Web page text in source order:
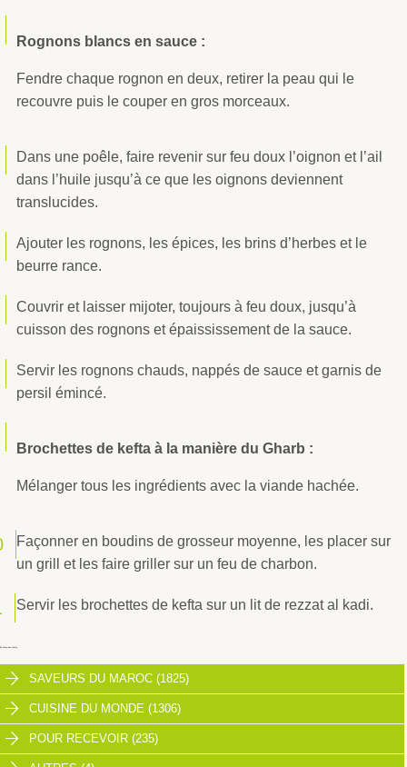
Rognons blancs en sauce :
Fendre chaque rognon en deux, retirer la peau qui le
recouvre puis le couper en gros morceaux.
Dans une poêle, faire revenir sur feu doux l’oignon et l’ail
dans l’huile jusqu’à ce que les oignons deviennent
translucides.
Ajouter les rognons, les épices, les brins d’herbes et le
beurre rance.
Couvrir et laisser mijoter, toujours à feu doux, jusqu’à
cuisson des rognons et épaississement de la sauce.
Servir les rognons chauds, nappés de sauce et garnis de
persil émincé.
Brochettes de kefta à la manière du Gharb :
Mélanger tous les ingrédients avec la viande hachée.
Façonner en boudins de grosseur moyenne, les placer sur
un grill et les faire griller sur un feu de charbon.
Servir les brochettes de kefta sur un lit de rezzat al kadi.
SAVEURS DU MAROC (1825)
CUISINE DU MONDE (1306)
POUR RECEVOIR (235)